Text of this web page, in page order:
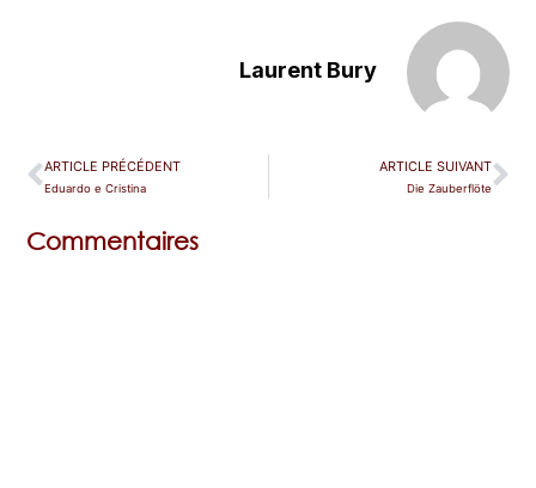
Laurent Bury
ARTICLE PRÉCÉDENT
Eduardo e Cristina
ARTICLE SUIVANT
Die Zauberflöte
Commentaires